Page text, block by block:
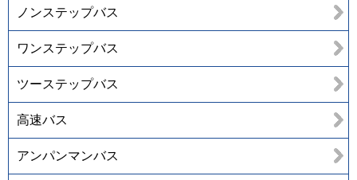
ノンステップバス
ワンステップバス
ツーステップバス
高速バス
アンパンマンバス